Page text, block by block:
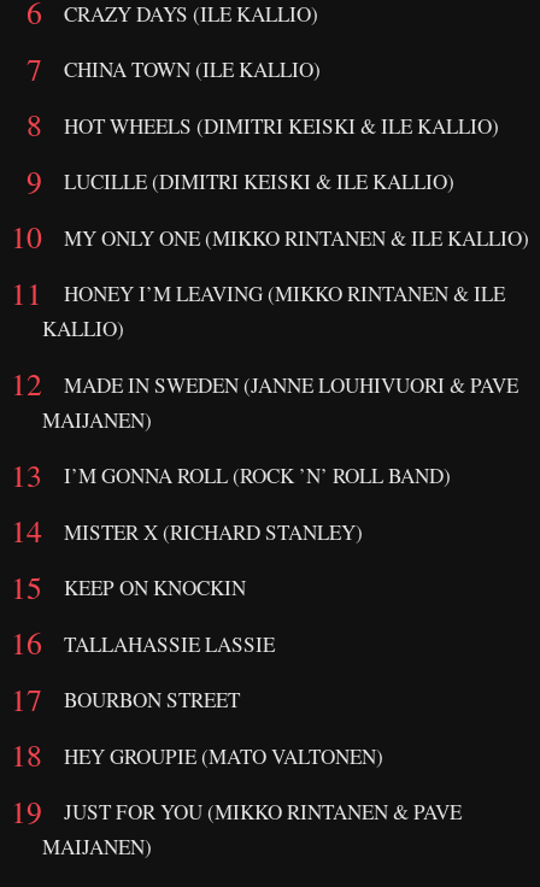
CRAZY DAYS (ILE KALLIO)
CHINA TOWN (ILE KALLIO)
HOT WHEELS (DIMITRI KEISKI & ILE KALLIO)
LUCILLE (DIMITRI KEISKI & ILE KALLIO)
MY ONLY ONE (MIKKO RINTANEN & ILE KALLIO)
HONEY I’M LEAVING (MIKKO RINTANEN & ILE
KALLIO)
MADE IN SWEDEN (JANNE LOUHIVUORI & PAVE
MAIJANEN)
I’M GONNA ROLL (ROCK ’N’ ROLL BAND)
MISTER X (RICHARD STANLEY)
KEEP ON KNOCKIN
TALLAHASSIE LASSIE
BOURBON STREET
HEY GROUPIE (MATO VALTONEN)
JUST FOR YOU (MIKKO RINTANEN & PAVE
MAIJANEN)